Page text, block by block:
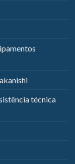
técnica